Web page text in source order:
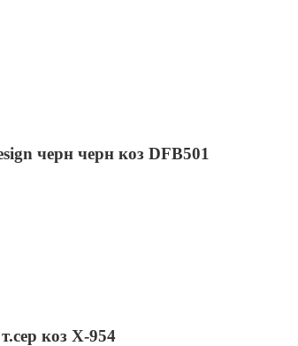
черн черн коз DFB501
коз X-954